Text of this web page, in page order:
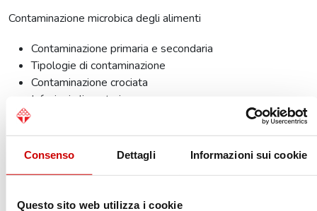
Consenso Dettagli Informazioni sui cookie
Questo sito web utilizza i cookie
Contaminazione microbica degli alimenti
Contaminazione primaria e secondaria
Tipologie di contaminazione
Contaminazione crociata
Infezioni alimentari
Salmonellosi: procedure di controllo
Gastroenteriti da e.coli: caratteristiche
Campylobacteriosi: procedure di controllo